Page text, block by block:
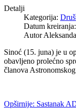
Detalji
Kategorija:
Datum
Autor
Sinoć (15. juna) je u
obavljeno prolećno
članova
Opširnije: Sastanak